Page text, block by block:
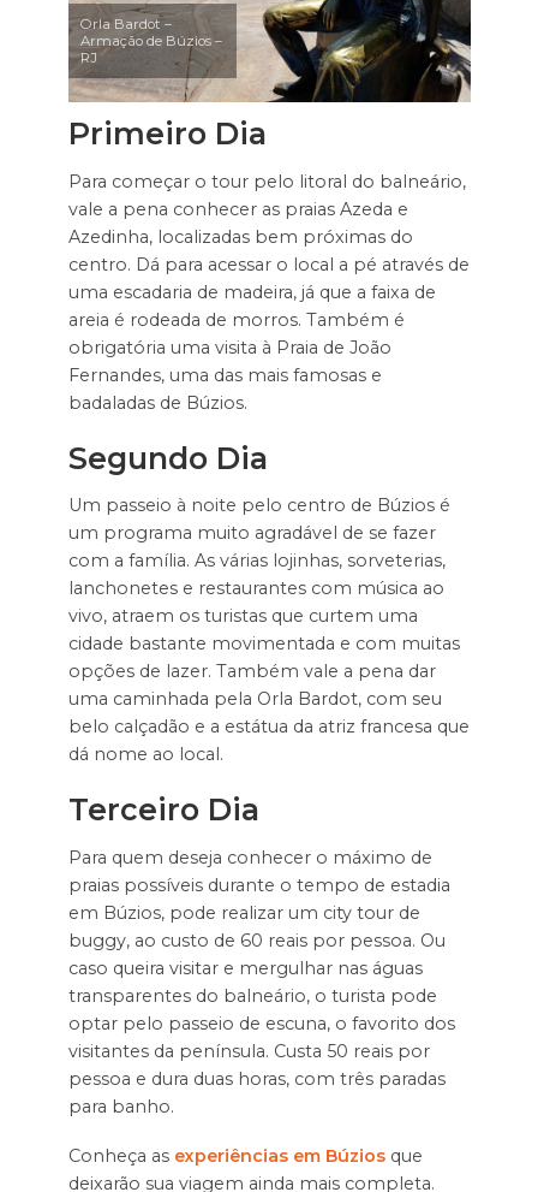
Orla Bardot –
Armação de Búzios –
RJ
Primeiro Dia
Para começar o tour pelo litoral do balneário,
vale a pena conhecer as praias Azeda e
Azedinha, localizadas bem próximas do
centro. Dá para acessar o local a pé através de
uma escadaria de madeira, já que a faixa de
areia é rodeada de morros. Também é
obrigatória uma visita à Praia de João
Fernandes, uma das mais famosas e
badaladas de Búzios.
Segundo Dia
Um passeio à noite pelo centro de Búzios é
um programa muito agradável de se fazer
com a família. As várias lojinhas, sorveterias,
lanchonetes e restaurantes com música ao
vivo, atraem os turistas que curtem uma
cidade bastante movimentada e com muitas
opções de lazer. Também vale a pena dar
uma caminhada pela Orla Bardot, com seu
belo calçadão e a estátua da atriz francesa que
dá nome ao local.
Terceiro Dia
Para quem deseja conhecer o máximo de
praias possíveis durante o tempo de estadia
em Búzios, pode realizar um city tour de
buggy, ao custo de 60 reais por pessoa. Ou
caso queira visitar e mergulhar nas águas
transparentes do balneário, o turista pode
optar pelo passeio de escuna, o favorito dos
visitantes da península. Custa 50 reais por
pessoa e dura duas horas, com três paradas
para banho.
Conheça as experiências em Búziosque
deixarão sua viagem ainda mais completa.